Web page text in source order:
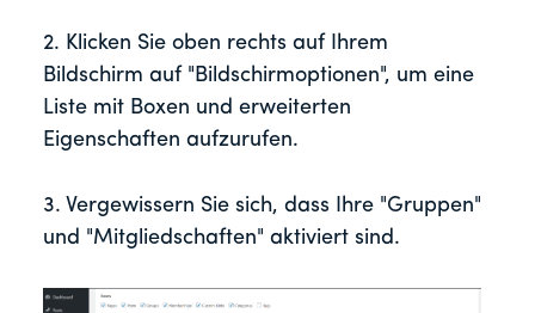
2. Klicken Sie oben rechts auf Ihrem
Bildschirm auf "Bildschirmoptionen", um eine
Liste mit Boxen und erweiterten
Eigenschaften aufzurufen.
3. Vergewissern Sie sich, dass Ihre "Gruppen"
und "Mitgliedschaften" aktiviert sind.